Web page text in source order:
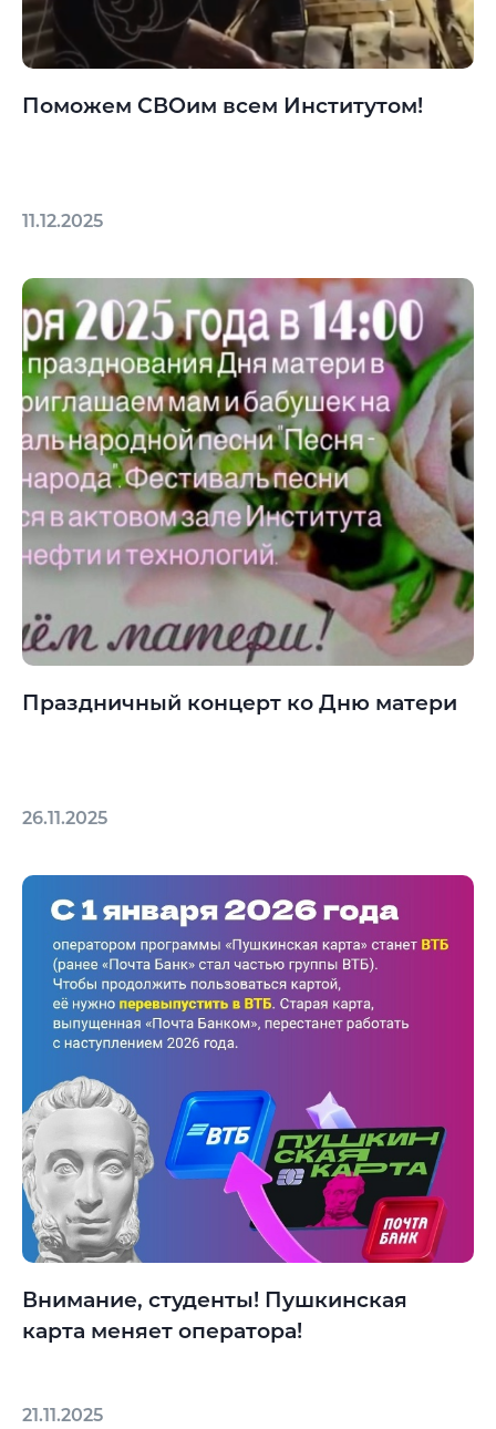
Поможем СВОим всем Институтом!
11.12.2025
Праздничный концерт ко Дню матери
26.11.2025
Внимание, студенты! Пушкинская
карта меняет оператора!
21.11.2025